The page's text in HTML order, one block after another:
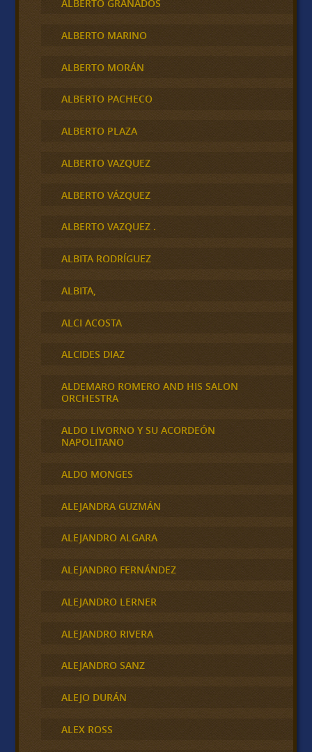
ALBERTO GRANADOS
ALBERTO MARINO
ALBERTO MORÁN
ALBERTO PACHECO
ALBERTO PLAZA
ALBERTO VAZQUEZ
ALBERTO VÁZQUEZ
ALBERTO VAZQUEZ .
ALBITA RODRÍGUEZ
ALBITA,
ALCI ACOSTA
ALCIDES DIAZ
ALDEMARO ROMERO AND HIS SALON
ORCHESTRA
ALDO LIVORNO Y SU ACORDEÓN
NAPOLITANO
ALDO MONGES
ALEJANDRA GUZMÁN
ALEJANDRO ALGARA
ALEJANDRO FERNÁNDEZ
ALEJANDRO LERNER
ALEJANDRO RIVERA
ALEJANDRO SANZ
ALEJO DURÁN
ALEX ROSS